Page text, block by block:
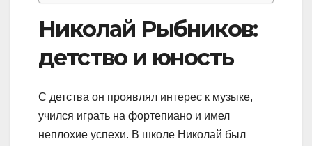
Николай Рыбников:
детство и юность
С детства он проявлял интерес к музыке,
учился играть на фортепиано и имел
неплохие успехи. В школе Николай был